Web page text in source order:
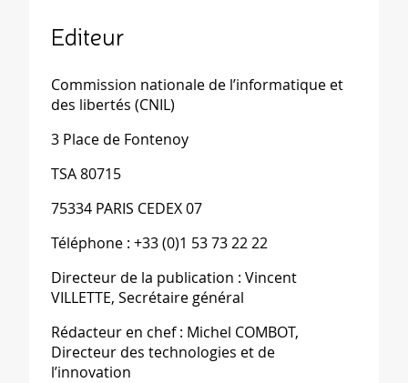
Editeur
Commission nationale de l’informatique et
des libertés (CNIL)
3 Place de Fontenoy
TSA 80715
75334 PARIS CEDEX 07
Téléphone : +33 (0)1 53 73 22 22
Directeur de la publication : Vincent
VILLETTE, Secrétaire général
Rédacteur en chef : Michel COMBOT,
Directeur des technologies et de
l’innovation